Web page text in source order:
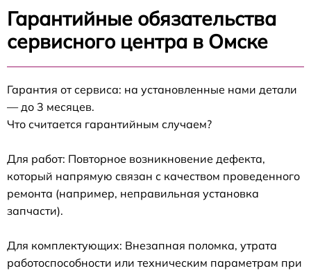
Гарантийные обязательства
сервисного центра в Омске
Гарантия от сервиса: на установленные нами детали
— до 3 месяцев.
Что считается гарантийным случаем?
Для работ: Повторное возникновение дефекта,
который напрямую связан с качеством проведенного
ремонта (например, неправильная установка
запчасти).
Для комплектующих: Внезапная поломка, утрата
работоспособности или техническим параметрам при